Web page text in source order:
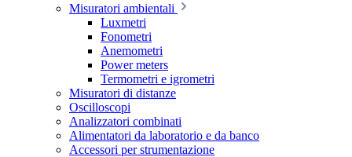
Misuratori ambientali
Luxmetri
Fonometri
Anemometri
Power meters
Termometri e igrometri
Misuratori di distanze
Oscilloscopi
Analizzatori combinati
Alimentatori da laboratorio e da banco
Accessori per strumentazione